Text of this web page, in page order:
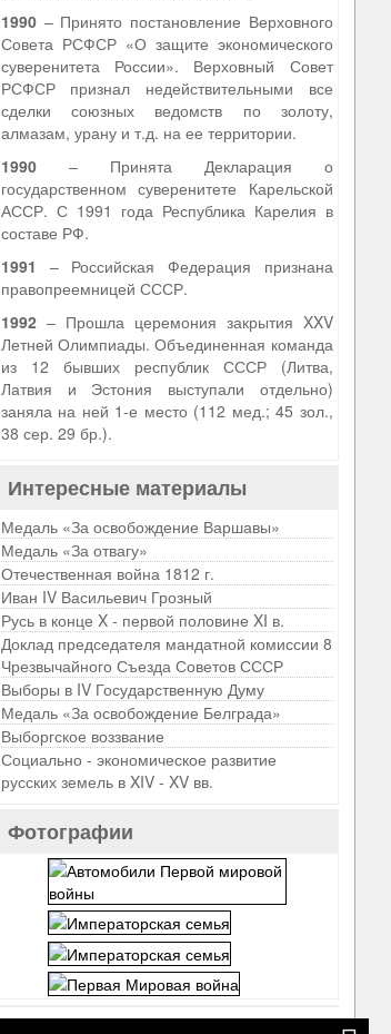
1990– Принято постановление Верховного
Совета РСФСР «О защите экономического
суверенитета России». Верховный Совет
РСФСР признал недействительными все
сделки союзных ведомств по золоту,
алмазам, урану и т.д. на ее территории.
1990– Принята Декларация о
государственном суверенитете Карельской
АССР. С 1991 года Республика Карелия в
составе РФ.
1991 – Российская Федерация признана
правопреемницей СССР.
1992– Прошла церемония закрытия XXV
Летней Олимпиады. Объединенная команда
из 12 бывших республик СССР (Литва,
Латвия и Эстония выступали отдельно)
заняла на ней 1-е место (112 мед.; 45 зол.,
38 сер. 29 бр.).
Интересные материалы
Медаль «За освобождение Варшавы»
Медаль «За отвагу»
Отечественная война 1812 г.
Иван IV Васильевич Грозный
Русь в конце X - первой половине XI в.
Доклад председателя мандатной комиссии 8
Чрезвычайного Съезда Советов СССР
Выборы в IV Государственную Думу
Медаль «За освобождение Белграда»
Выборгское воззвание
Социально - экономическое развитие
русских земель в XIV - XV вв.
Фотографии